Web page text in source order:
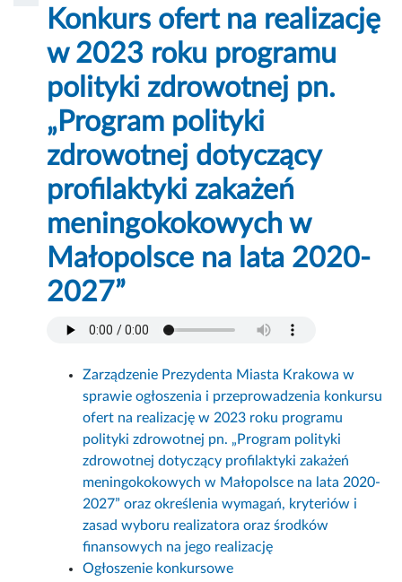
Konkurs ofert na realizację
w 2023 roku programu
polityki zdrowotnej pn.
„Program polityki
zdrowotnej dotyczący
profilaktyki zakażeń
meningokokowych w
Małopolsce na lata 2020-
2027”
Zarządzenie Prezydenta Miasta Krakowa w
sprawie ogłoszenia i przeprowadzenia konkursu
ofert na realizację w 2023 roku programu
polityki zdrowotnej pn. „Program polityki
zdrowotnej dotyczący profilaktyki zakażeń
meningokokowych w Małopolsce na lata 2020-
2027” oraz określenia wymagań, kryteriów i
zasad wyboru realizatora oraz środków
finansowych na jego realizację
Ogłoszenie konkursowe